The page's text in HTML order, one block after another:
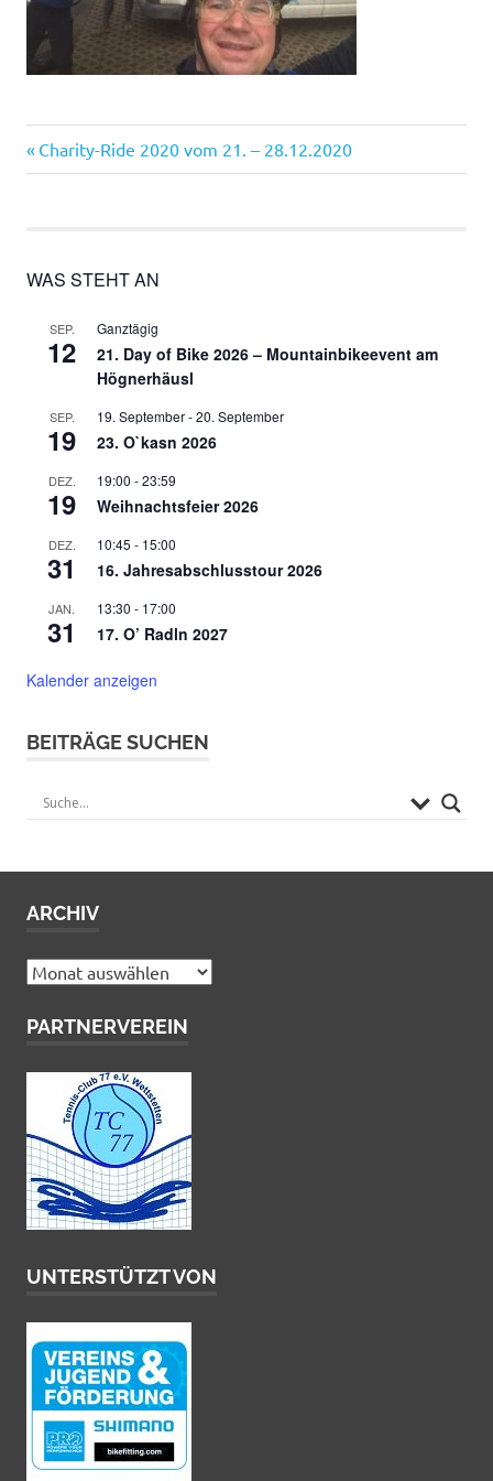
Beitragsnavigation
Vorheriger
Beitrag:
Charity-Ride 2020 vom 21. – 28.12.2020
WAS STEHT AN
SEP.
12
Ganztägig
21. Day of Bike 2026 – Mountainbikeevent am
Högnerhäusl
SEP.
19
19. September-20. September
23. O`kasn 2026
DEZ.
19
19:00 -23:59
Weihnachtsfeier 2026
DEZ.
31
10:45 - 15:00
16. Jahresabschlusstour 2026
JAN.
31
13:30 - 17:00
17. O’ Radln 2027
Kalender anzeigen
BEITRÄGE SUCHEN
ARCHIV
Archiv
PARTNERVEREIN
UNTERSTÜTZT VON